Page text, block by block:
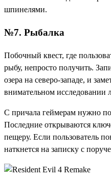
шпинелями.
№7. Рыбалка
Побочный квест, где
рыбу, непросто получить.
озера на северо-западе, и
внимательном исследовании
С причала геймерам нужно
Последние открываются
пещеру. Если пользователь
наткнется на записку с